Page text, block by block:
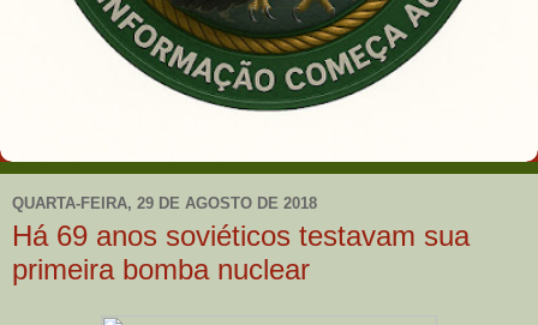
QUARTA-FEIRA, 29 DE AGOSTO DE 2018
Há 69 anos soviéticos testavam sua
primeira bomba nuclear